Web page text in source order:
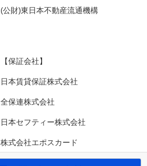
(公財)東日本不動産流通機構
【保証会社】
日本賃貸保証株式会社
全保連株式会社
日本セフティー株式会社
株式会社エポスカード